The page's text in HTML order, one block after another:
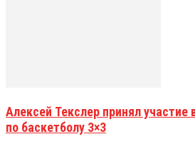
Алексей Текслер принял
по баскетболу 3×3